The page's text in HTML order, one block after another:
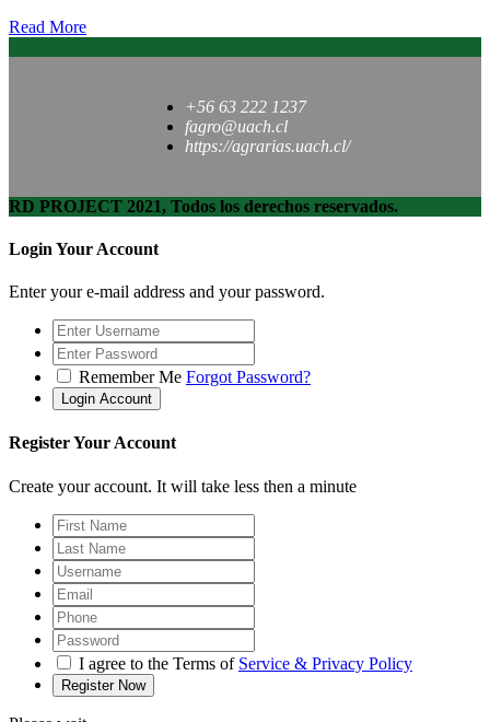
Read More
+56 63 222 1237
fagro@uach.cl
https://agrarias.uach.cl/
RD PROJECT 2021, Todos los derechos reservados.
Login Your Account
Enter your e-mail address and your password.
Remember Me Forgot Password?
Register Your Account
Create your account. It will take less then a minute
I agree to the Terms of Service & Privacy Policy